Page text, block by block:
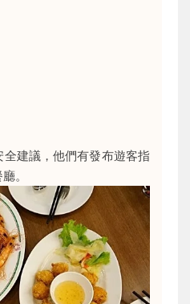
建議，他們有發布遊客指
。